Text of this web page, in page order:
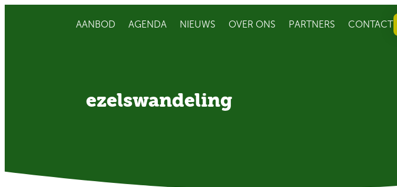
AANBOD AGENDA NIEUWS OVER ONS PARTNERS CONTACT
ezelswandeling